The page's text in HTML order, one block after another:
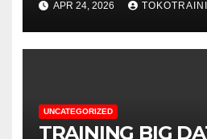
APR 24, 2026
UNCATEGORIZED
TRAINING BIG